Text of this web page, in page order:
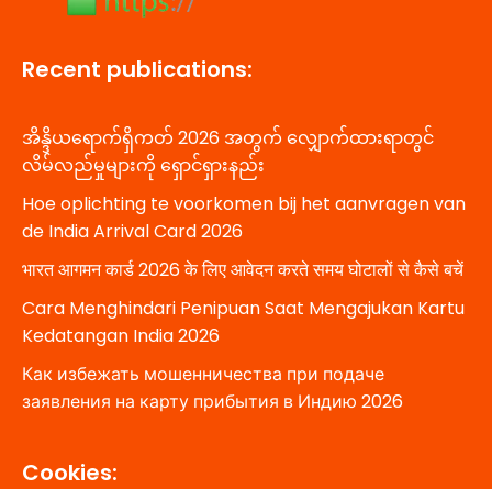
Recent publications:
အိန္ဒိယရောက်ရှိကတ် 2026 အတွက် လျှောက်ထားရာတွင်
လိမ်လည်မှုများကို ရှောင်ရှားနည်း
Hoe oplichting te voorkomen bij het aanvragen van
de India Arrival Card 2026
भारत आगमन कार्ड 2026 के लिए आवेदन करते समय घोटालों से कैसे बचें
Cara Menghindari Penipuan Saat Mengajukan Kartu
Kedatangan India 2026
Как избежать мошенничества при подаче
заявления на карту прибытия в Индию 2026
Cookies: